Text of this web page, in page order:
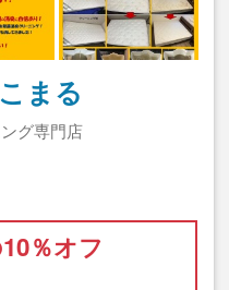
まる
グ専門店
％オフ